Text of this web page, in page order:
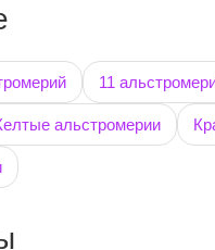
11
альстромерии